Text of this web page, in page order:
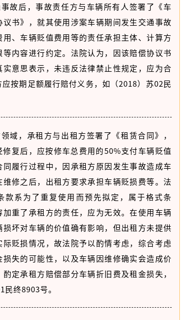
故后，事故责任方与车辆所有人签署了《车
议书》，就其使用涉案车辆期间发生交通事故
用、车辆贬值费用等的责任承担主体、计算方
等内容进行约定。法院认为，因该赔偿协议书
实意思表示，未违反法律禁止性规定，应为合
按期足额履行赔付义务，如（2018）苏02民
域，承租方与出租方签署了《租赁合同》，
修复后，应按修车总费用的50%支付车辆贬值
同履行过程中，因承租方原因发生事故造成车
维修之后，出租方要求承担车辆贬损费等。法
款系为了重复使用而预先拟定，属于格式条
加重了承租方的责任，应为无效。在使用车辆
损坏对车辆的价值确有影响，但出租方未提供
际贬损情况，故法院予以酌情考虑，综合考虑
损失的可能性，以及车辆因维修确实会造成价
定承租方赔偿部分车辆折旧费及租金损失，
终8903号。